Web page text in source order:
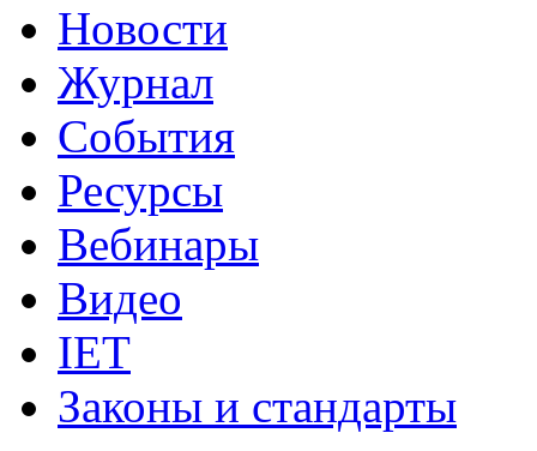
Новости
Журнал
События
Ресурсы
Вебинары
Видео
IET
Законы и стандарты